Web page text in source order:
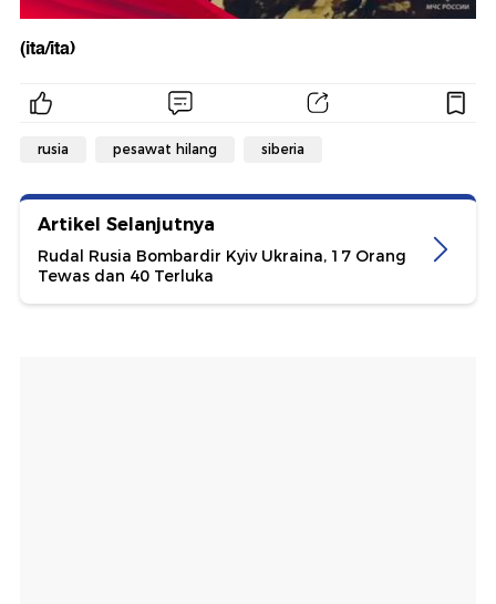
(ita/ita)
rusia pesawat hilang siberia
Artikel Selanjutnya
Rudal Rusia Bombardir Kyiv Ukraina, 17 Orang
Tewas dan 40 Terluka